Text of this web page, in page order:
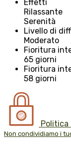
Effetti
Rilassante
Serenità
Livello di
Moderato
Fioritura
65 giorni
Fioritura
58 giorni
Politica
Non condividiamo i